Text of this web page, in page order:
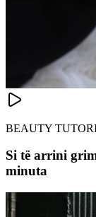
BEAUTY
Si të arrini
minuta